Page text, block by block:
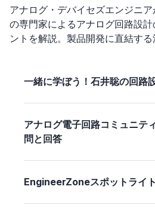
アナログ・デバイセズエンジニ
の専門家によるアナログ回路設
ントを解説。製品開発に直結する
一緒に学ぼう！石井聡の回路
アナログ電子回路コミュニテ
問と回答
EngineerZoneスポットライ